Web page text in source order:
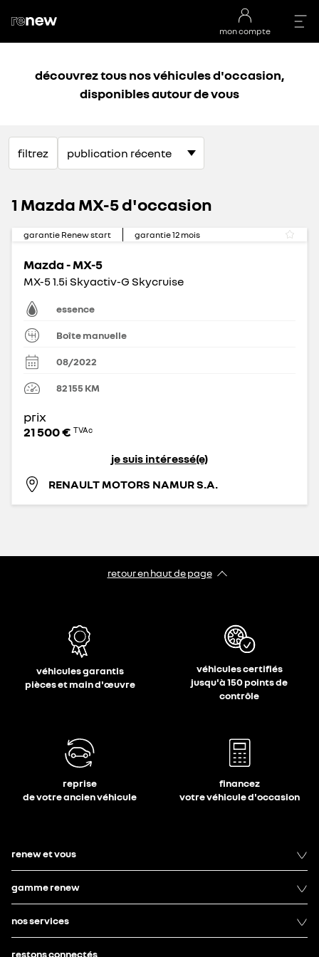
mon compte
découvrez tous nos véhicules d'occasion,
disponibles autour de vous
filtrez
1 Mazda MX-5 d'occasion
garantie Renew start garantie12 mois
Mazda - MX-5
MX-5 1.5i Skyactiv-G Skycruise
essence
Boîte manuelle
08/2022
82 155 KM
prix
21 500 € TVAc
je suis intéressé(e)
RENAULT MOTORS NAMUR S.A.
retour en haut de page​
véhicules garantis
pièces et main d'œuvre
véhicules certifiés
jusqu'à 150 points de
contrôle
reprise
de votre ancien véhicule
financez
votre véhicule d'occasion
renew et vous
gamme renew
nos services
restons connectés